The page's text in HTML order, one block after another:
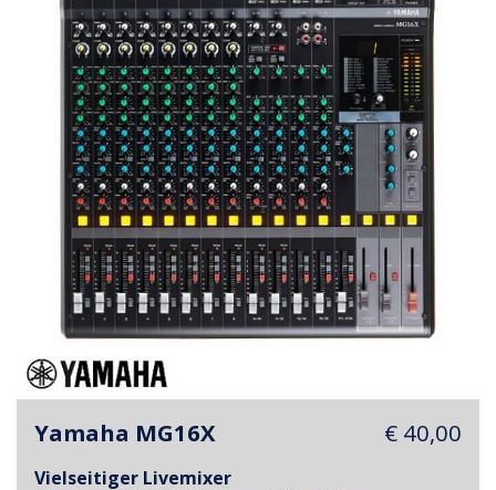
Yamaha MG16X € 40,00
Vielseitiger Livemixer